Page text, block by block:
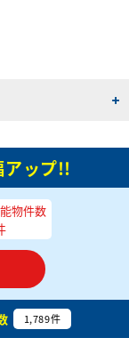
アップ!!
物件数
1,789件